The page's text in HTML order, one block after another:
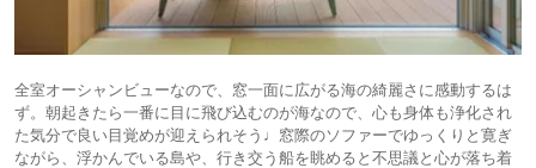
全室オーシャンビューなので、窓一面に広がる海の綺麗さに感動するは
ず。朝起きたら一番に目に飛び込むのが海なので、心も身体も浄化され
た気分で良い目覚めが迎えられそう♩窓際のソファーでゆっくりと寛ぎ
ながら、浮かんでいる島や、行き交う船を眺めると不思議と心が落ち着